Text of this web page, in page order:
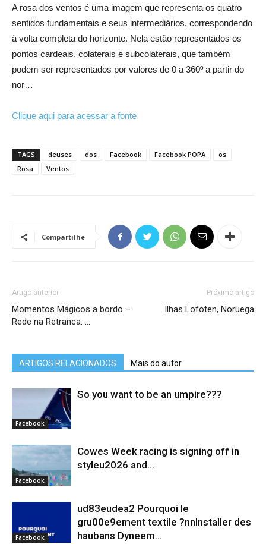
A rosa dos ventos é uma imagem que representa os quatro
sentidos fundamentais e seus intermediários, correspondendo
à volta completa do horizonte. Nela estão representados os
pontos cardeais, colaterais e subcolaterais, que também
podem ser representados por valores de 0 a 360º a partir do
nor…
Clique aqui para acessar a fonte
TAGS deuses dos Facebook Facebook POPA
os
Rosa
Ventos
Compartilhe
Artigo anterior
Momentos Mágicos a bordo –
Rede na Retranca. …
Próximo artigo
Ilhas Lofoten, Noruega
ARTIGOS RELACIONADOS Mais do autor
Facebook
So you want to be an umpire???
Facebook
Cowes Week racing is signing off in
styleu2026 and...
Facebook
ud83eudea2 Pourquoi le
gru00e9ement textile ?nnInstaller des
haubans Dyneem…